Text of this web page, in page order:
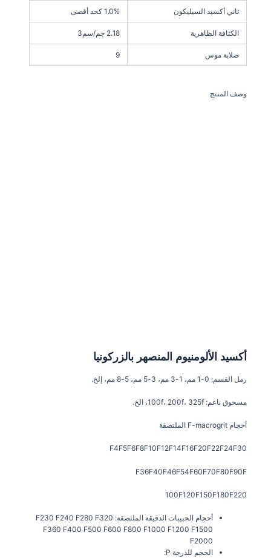
ثاني أكسيد السيليكون 1.0% كحد أقصى
الكثافة الظاهرية 2.18 جم/سم3
صلابة موس 9
وصف المنتج
أكسيد الألومنيوم المنصهر بالزركونيا
رمل القسم: 0-1 مم، 1-3 مم، 3-5 مم، 5-8 مم، إلخ.
مسحوق ناعم: 100f، 200f، 325f، الخ.
أحجام F-macrogrit الملتصقة
F4F5F6F8F10F12F14F16F20F22F24F30
F36F40F46F54F60F70F80F90F
100F120F150F180F220
أحجام الحبيبات الدقيقة الملتصقة: F230 F240 F280 F320
F360 F400 F500 F600 F800 F1000 F1200 F1500
F2000
الحجم للدرجة P: